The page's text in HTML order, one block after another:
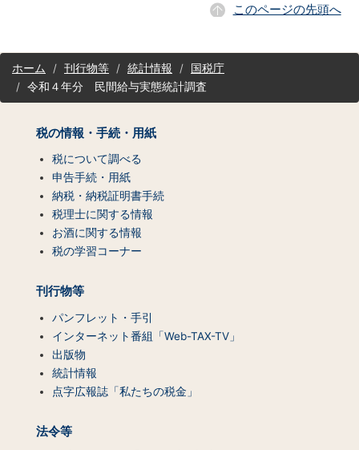
このページの先頭へ
サ
イホーム 刊行物等 統計情報
国税庁
令和４年分 民間給与実態統計調査
税の情報・手続・用紙
税について調べる
申告手続・用紙
納税・納税証明書手続
税理士に関する情報
お酒に関する情報
税の学習コーナー
刊行物等
パンフレット・手引
インターネット番組「Web-TAX-TV」
出版物
統計情報
点字広報誌「私たちの税金」
法令等